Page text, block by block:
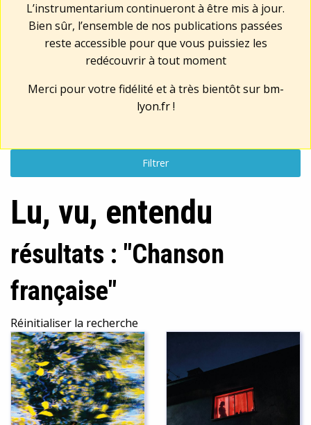
L’instrumentarium continueront à être mis à jour.
Bien sûr, l’ensemble de nos publications passées
reste accessible pour que vous puissiez les
redécouvrir à tout moment
Merci pour votre fidélité et à très bientôt sur bm-
lyon.fr!
Filtrer
Lu, vu, entendu
résultats : "Chanson
française"
Réinitialiser la recherche